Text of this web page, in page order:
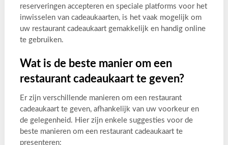
reserveringen accepteren en speciale platforms voor het
inwisselen van cadeaukaarten, is het vaak mogelijk om
uw restaurant cadeaukaart gemakkelijk en handig online
te gebruiken.
Wat is de beste manier om een
restaurant cadeaukaart te geven?
Er zijn verschillende manieren om een restaurant
cadeaukaart te geven, afhankelijk van uw voorkeur en
de gelegenheid. Hier zijn enkele suggesties voor de
beste manieren om een restaurant cadeaukaart te
presenteren: